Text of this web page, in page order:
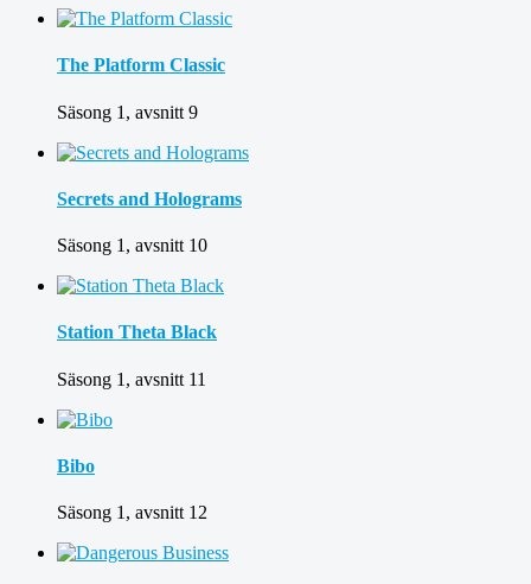
The Platform Classic
Säsong 1, avsnitt 9
Secrets and Holograms
Säsong 1, avsnitt 10
Station Theta Black
Säsong 1, avsnitt 11
Bibo
Säsong 1, avsnitt 12